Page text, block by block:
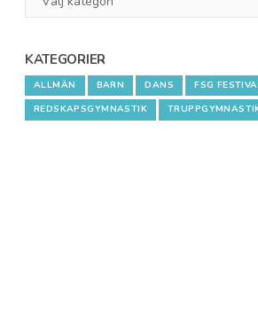
KATEGORIER
ALLMÄN BARN DANS
FSG
REDSKAPSGYMNASTIK